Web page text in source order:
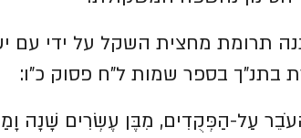
תרומת מחצית השקל על ידי עם
בתנ"ך בספר שמות ל"ח פסוק כ"ו:
עַל-הַפְּקֻדִים, מִבֶּן עֶשְׂרִים שָׁנָה